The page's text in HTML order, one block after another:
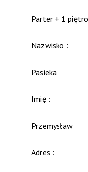
Parter + 1 piętro
Nazwisko :
Pasieka
Imię :
Przemysław
Adres :